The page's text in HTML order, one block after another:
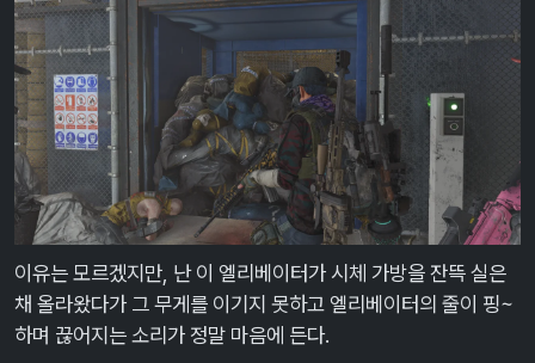
이유는 모르겠지만, 난 이 엘리베이터가 시체 가방을 잔뜩 실은
채 올라왔다가 그 무게를 이기지 못하고 엘리베이터의 줄이 핑~
하며 끊어지는 소리가 정말 마음에 든다.